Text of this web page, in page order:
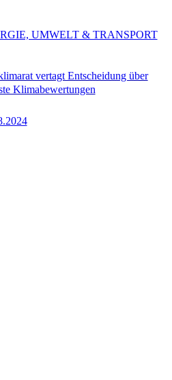
vertagt Entscheidung über
Klimabewertungen
UMWELT & TRANSPORT